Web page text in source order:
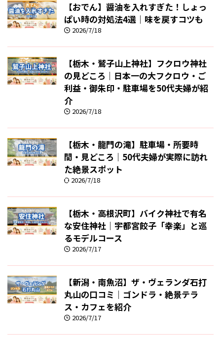
【おでん】醤油を入れすぎた！しょっ
ぱい時の対処法4選｜味を戻すコツも
2026/7/18
【栃木・鷲子山上神社】フクロウ神社
の見どころ｜日本一の大フクロウ・ご
利益・御朱印・駐車場を50代夫婦が紹
介
2026/7/18
【栃木・龍門の滝】駐車場・所要時
間・見どころ｜50代夫婦が実際に訪れ
た絶景スポット
2026/7/18
【栃木・高根沢町】バイク神社で有名
な安住神社｜宇都宮餃子「幸楽」と巡
るモデルコース
2026/7/17
【新潟・南魚沼】ザ・ヴェランダ石打
丸山の口コミ｜ゴンドラ・絶景テラ
ス・カフェを紹介
2026/7/17